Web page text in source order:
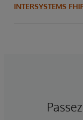
INTERSYSTEMS